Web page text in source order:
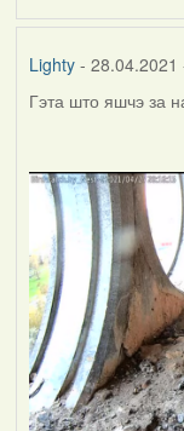
Lighty- 28.04.2021
Гэта што яшчэ за